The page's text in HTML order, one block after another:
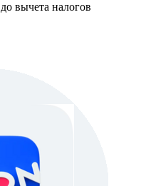
до вычета налогов